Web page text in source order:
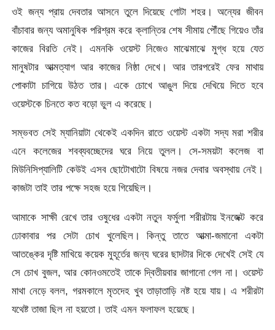
ওই জন্য প্রায় দেবতার আসনে তুলে দিয়েছে গোটা শহর। অন্যের জীবন
বাঁচাবার জন্য অমানুষিক পরিশ্রম করে ক্লান্তির শেষ সীমায় পৌঁছে গিয়েও তাঁর
কাজের বিরতি নেই। এমনকি ওয়েস্ট নিজেও মাঝেমাঝে মুগ্ধ হয়ে যেত
মানুষটার আত্মত্যাগ আর কাজের নিষ্ঠা দেখে। আর তারপরেই ফের মাথায়
পোকাটা চাগিয়ে উঠত তার। একে চোখে আঙুল দিয়ে দেখিয়ে দিতে হবে
ওয়েস্টকে চিনতে কত বড়ো ভুল এ করেছে।
সম্ভবত সেই ম্যানিয়াটা থেকেই একদিন রাতে ওয়েস্ট একটা সদ্য মরা শরীর
এনে কলেজের শবব্যবচ্ছেদের ঘরে নিয়ে তুলল। সে-সময়টা কলেজ বা
মিউনিসিপ্যালিটি কেউই এসব ছোটোখাটো বিষয়ে নজর দেবার অবস্থায় নেই।
কাজটা তাই তার পক্ষে সহজ হয়ে গিয়েছিল।
আমাকে সাক্ষী রেখে তার ওষুধের একটা নতুন ফর্মুলা শরীরটায় ইনজেক্ট করে
ঢোকাবার পর সেটা চোখ খুলেছিল। কিন্তু তাতে আত্মা-জমানো একটা
আতঙ্কের দৃষ্টি মাখিয়ে কয়েক মুহূর্তের জন্য ঘরের ছাদটার দিকে দেখেই সেই যে
সে চোখ বুজল, আর কোনওমতেই তাকে দ্বিতীয়বার জাগানো গেল না। ওয়েস্ট
মাথা নেড়ে বলল, গরমকালে মৃতদেহ খুব তাড়াতাড়ি নষ্ট হয়ে যায়। এ শরীরটা
যথেষ্ট তাজা ছিল না হয়তো। তাই এমন ফলাফল হয়েছে।